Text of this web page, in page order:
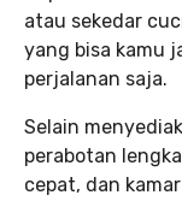
atau sekedar
yang bisa kamu
perjalanan saja.
Selain
perabotan
cepat, dan